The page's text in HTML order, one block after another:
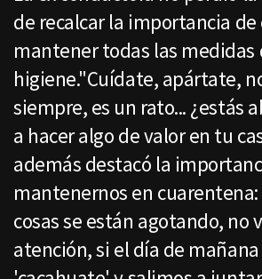
de recalcar la importancia
mantener todas las medidas
higiene."Cuídate, apártate,
siempre, es un rato... ¿estás
a hacer algo de valor en tu
además destacó la
mantenernos en cuarentena:
cosas se están agotando, no
atención, si el día de